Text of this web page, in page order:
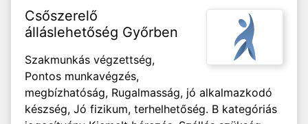
Csőszerelő
álláslehetőség Győrben
Szakmunkás végzettség,
Pontos munkavégzés,
megbízhatóság, Rugalmasság, jó alkalmazkodó
készség, Jó fizikum, terhelhetőség. B kategóriás